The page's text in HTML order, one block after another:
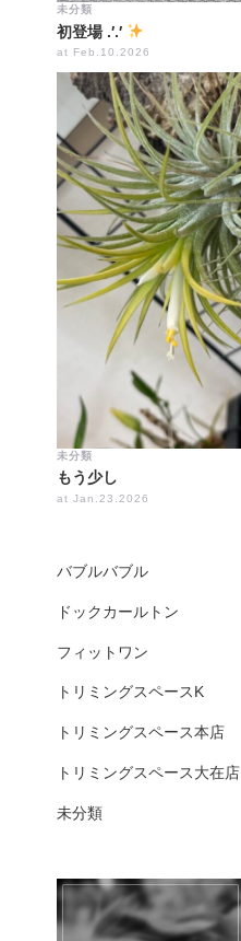
バブルバブル
ドックカールトン
フィットワン
トリミングスペースK
トリミングスペース本店
トリミングスペース大在店
未分類
未分類
初登場 .′.′
at Feb.10.2026
未分類
もう少し
at Jan.23.2026